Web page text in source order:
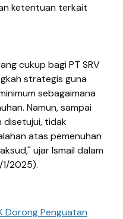
ketentuan terkait
cukup bagi PT SRV
strategis guna
sebagaimana
Namun, sampai
disetujui, tidak
atas pemenuhan
ujar Ismail dalam
2025).
Dorong Penguatan